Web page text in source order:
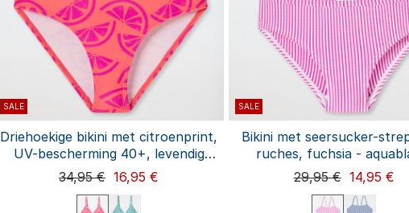
SALE
Driehoekige bikini met citroenprint,
UV-bescherming 40+, levendig
rood - aquablauw
34,95 € 16,95 €
SALE
Bikini met seersucker-
ruches, fuchsia -
29,95 € 14,95 €